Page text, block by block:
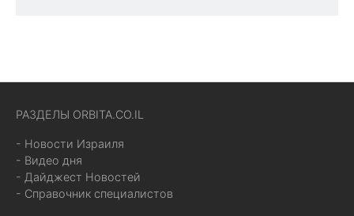
РАЗДЕЛЫ ORBITA.CO.IL
- Новости Израиля
- Видео дня
- Дайджест Новостей
- Справочник специалистов